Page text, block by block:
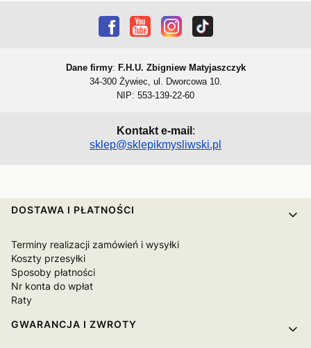
Dane firmy: F.H.U. Zbigniew Matyjaszczyk
34-300 Żywiec, ul. Dworcowa 10.
NIP: 553-139-22-60
Kontakt e-mail :
sklep@sklepikmysliwski.pl
Linki w stopce
DOSTAWA I PŁATNOŚCI
Terminy realizacji zamówień i wysyłki
Koszty przesyłki
Sposoby płatności
Nr konta do wpłat
Raty
GWARANCJA I ZWROTY